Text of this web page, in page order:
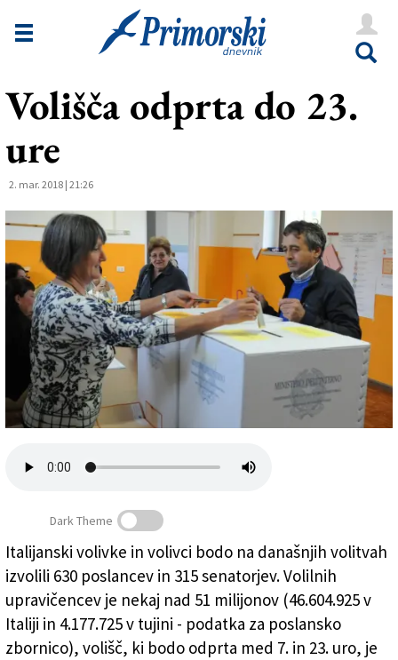
Novice
Goriška
Še
Vreme
V Kioskih
Uredništvo
Oglasi
Založnik
Volišča odprta do 23.
ure
2. mar. 2018 | 21:26
Volišča odprta do 23. ure
Dark Theme
Italijanski volivke in volivci bodo na današnjih volitvah
izvolili 630 poslancev in 315 senatorjev. Volilnih
upravičencev je nekaj nad 51 milijonov (46.604.925 v
Italiji in 4.177.725 v tujini - podatka za poslansko
zbornico), volišč, ki bodo odprta med 7. in 23. uro, je